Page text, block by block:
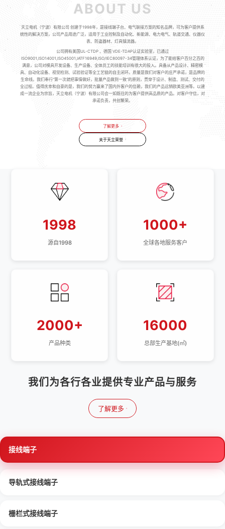
ABOUT US
天立电机（宁波）有限公司 创建于1998年，是接线端子台、电气联接方案的知名品牌，可为客户提供系
统性的解决方案，公司产品用途广泛，适用于工业控制及自动化、新能源、电力电气、轨道交通、仪器仪
表、防盗器材、灯具镇流器。
公司拥有美国UL-CTDP 、德国 VDE-TDAP认证实验室，已通过
ISO9001,ISO14001,ISO45001,IATF16949,ISO/IEC80097-34管理体系认证，为了能给客户百分之百的
满意，公司对模具开发设备、生产设备、全体员工的技能培训有很大的投入。具备从产品设计、精密模
具、自动化设备、视觉检测、试验验证等全工艺链的自主闭环。质量是我们对客户的庄严承诺，是品牌的
生命线。我们奉行“第一次就把事情做好，批量产品做到一致”的原则，贯穿于设计、制造、测试、交付的
全过程。值得庆幸和自豪的是，我们的努力赢来了国内外客户的信赖，我们的产品远销欧美亚洲等。以建
成一流企业为宗旨，天立电机（宁波）有限公司会一如既往的为客户提供高品质的产品。对客户守信，对
承诺负责，共创繁荣。
了解更多
关于天立荣誉
源自1998
1998
全球各地服务客户
1000+
产品种类
2000+
总部生产基地(㎡)
16000
我们为各行各业提供专业产品与服务
了解更多
接线端子
导轨式接线端子
栅栏式接线端子